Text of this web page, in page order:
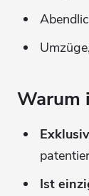
Warum
Ist